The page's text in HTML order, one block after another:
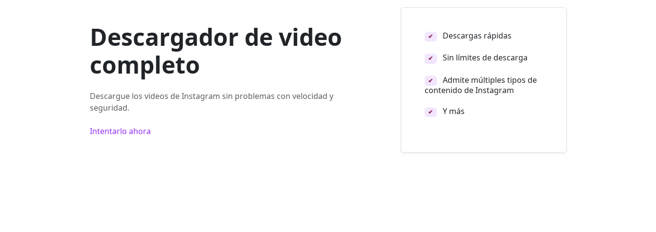
Descargador de video
completo
Descargue los videos de Instagram sin problemas con velocidad y
seguridad.
Intentarlo ahora
✔ Descargas rápidas
✔ Sin límites de descarga
✔
Admite múltiples tipos de
contenido de Instagram
✔ Y más